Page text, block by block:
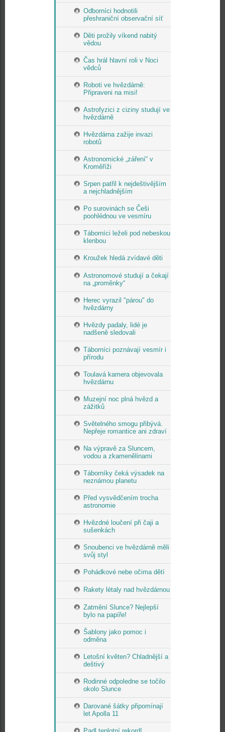
Odborníci hodnotili
přeshraniční observační síť
Děti prožily víkend nabitý
vědou
Čas hrál hlavní roli v Noci
vědců
Roboti ve hvězdárně:
Připraveni na misi!
Astrofyzici z ciziny studují ve
hvězdárně
Hvězdárna zažije invazi
robotů
Astronomické „záření“ v
Kroměříži
Srpen patřil k nejdeštivějším
a nejchladnějším
Po surovinách se Češi
poohlédnou ve vesmíru
Táborníci leželi pod nebeskou
klenbou
Kroužek hledá zvídavé děti
Astronomové studují a čekají
na „proměnky“
Herec vyrazil "párou" do
hvězdárny
Hvězdy padaly, lidé je
nadšeně sledovali
Táborníci poznávají vesmír i
přírodu
Toulavá kamera objevovala
hvězdárnu
Muzejní noc plná hvězd a
zážitků
Světelného smogu přibývá.
Nepřeje romantice ani zdraví
Na výpravě za Sluncem,
vodou a zkamenělinami
Táborníky čeká výsadek na
neznámou planetu
Před vysvědčením trocha
astronomie
Hvězdné loučení při čaji a
sušenkách
Snoubenci ve hvězdárně měli
svůj styl
Pohádkové nebe očima dětí
Rakety létaly nad hvězdárnou
Zatmění Slunce? Nejlepší
bylo na papíře!
Šablony jako pomoc i
odměna
Letošní květen? Chladnější a
deštivý
Rodinné odpoledne se točilo
okolo Slunce
Darované šátky připomínají
let Apolla 11